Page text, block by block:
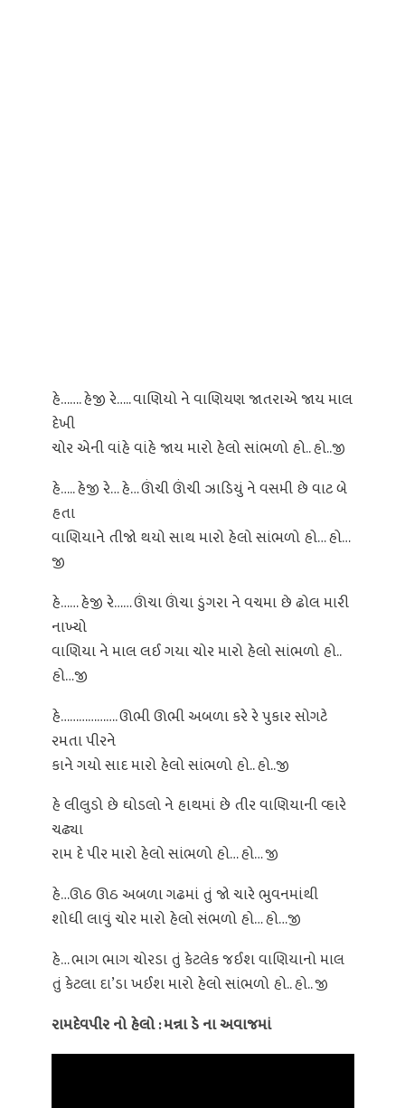
હે……. હેજી રે….. વાણિયો ને વાણિયણ જાતરાએ જાય માલ
દેખી
ચોર એની વાંહે વાંહે જાય મારો હેલો સાંભળો હો.. હો..જી
હે….. હેજી રે… હે… ઊંચી ઊંચી ઝાડિયું ને વસમી છે વાટ બે
હતા
વાણિયાને તીજો થયો સાથ મારો હેલો સાંભળો હો… હો…
જી
હે…… હેજી રે…… ઊંચા ઊંચા ડુંગરા ને વચમા છે ઢોલ મારી
નાખ્યો
વાણિયા ને માલ લઈ ગયા ચોર મારો હેલો સાંભળો હો..
હો…જી
હે………………. ઊભી ઊભી અબળા કરે રે પુકાર સોગટે
રમતા પીરને
કાને ગયો સાદ મારો હેલો સાંભળો હો.. હો..જી
હે લીલુડો છે ઘોડલો ને હાથમાં છે તીર વાણિયાની વ્હારે
ચઢ્યા
રામ દે પીર મારો હેલો સાંભળો હો… હો… જી
હે…ઊઠ ઊઠ અબળા ગઢમાં તું જો ચારે ભુવનમાંથી
શોધી લાવું ચોર મારો હેલો સંભળો હો… હો…જી
હે… ભાગ ભાગ ચોરડા તું કેટલેક જઈશ વાણિયાનો માલ
તું કેટલા દા’ડા ખઈશ મારો હેલો સાંભળો હો.. હો.. જી
રામદેવપીર નો હેલો : મન્ના ડે ના અવાજમાં